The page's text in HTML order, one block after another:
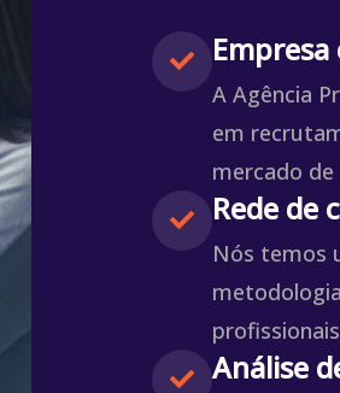
Empresa
A Agência
em
mercado
Rede de
Nós temos
Análise